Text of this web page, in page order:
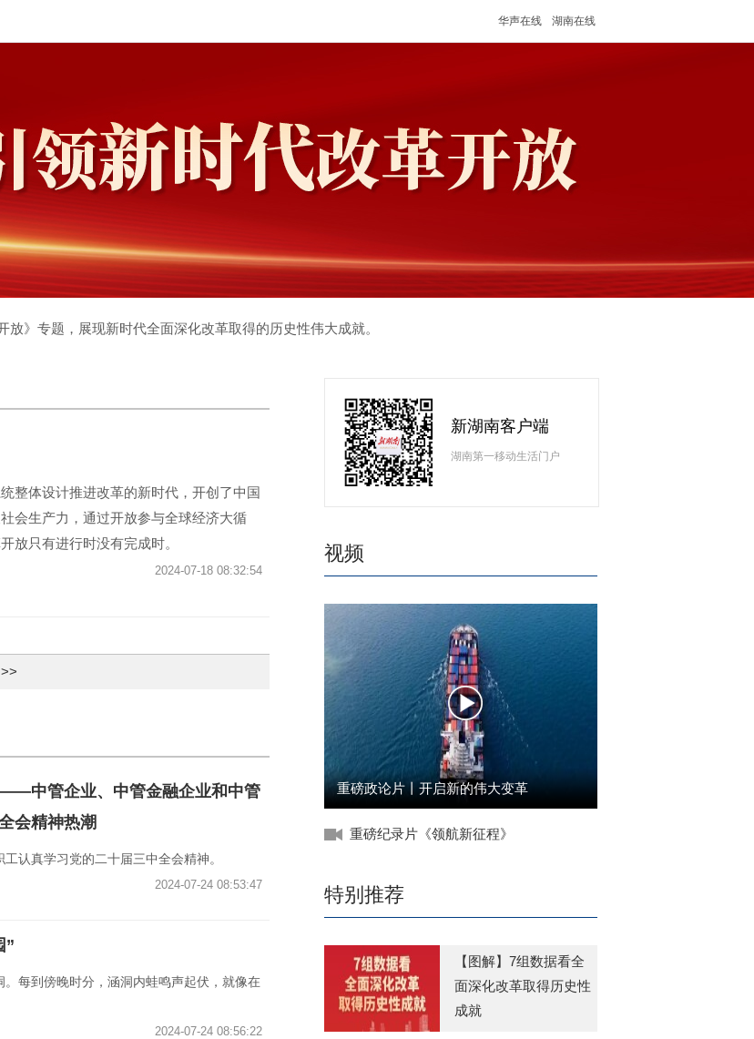
华声在线 湖南在线
》专题，展现新时代全面深化改革取得的历史性伟大成就。
整体设计推进改革的新时代，开创了中国
会生产力，通过开放参与全球经济大循
放只有进行时没有完成时。
2024-07-18 08:32:54
中管企业、中管金融企业和中管
会精神热潮
认真学习党的二十届三中全会精神。
2024-07-24 08:53:47
”
每到傍晚时分，涵洞内蛙鸣声起伏，就像在
2024-07-24 08:56:22
新湖南客户端
湖南第一移动生活门户
视频
重磅政论片丨开启新的伟大变革
重磅纪录片《领航新征程》
特别推荐
【图解】7组数据看全
面深化改革取得历史性
成就